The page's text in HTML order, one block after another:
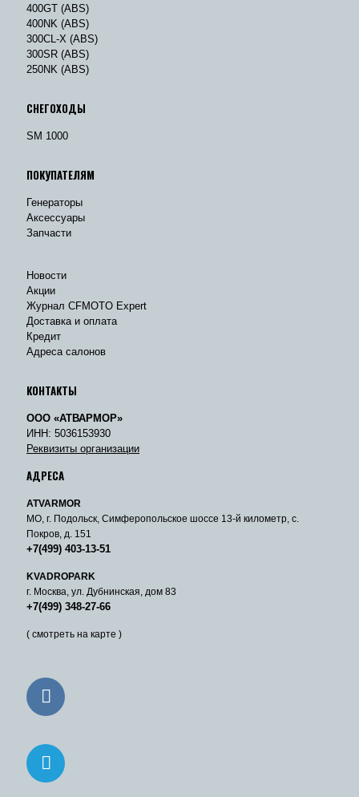
400GT (ABS)
400NK (ABS)
300CL-X (ABS)
300SR (ABS)
250NK (ABS)
СНЕГОХОДЫ
SM 1000
ПОКУПАТЕЛЯМ
Генераторы
Аксессуары
Запчасти
Новости
Акции
Журнал CFMOTO Expert
Доставка и оплата
Кредит
Адреса салонов
КОНТАКТЫ
ООО «АТВАРМОР»
ИНН: 5036153930
Реквизиты организации
АДРЕСА
ATVARMOR
МО, г. Подольск, Симферопольское шоссе 13-й километр, с.
Покров, д. 151
+7(499) 403-13-51
KVADROPARK
г. Москва, ул. Дубнинская, дом 83
+7(499) 348-27-66
( смотреть на карте )